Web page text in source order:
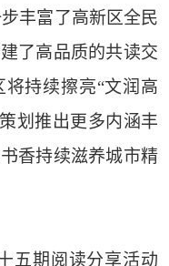
丰富了高新区全民
了高品质的共读交
持续擦亮“文润高
划推出更多内涵丰
香持续滋养城市精
五期阅读分享活动